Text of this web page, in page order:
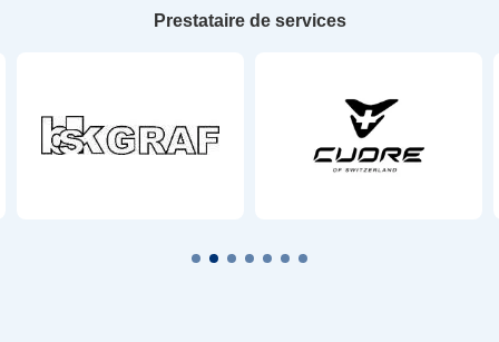
Prestataire de services